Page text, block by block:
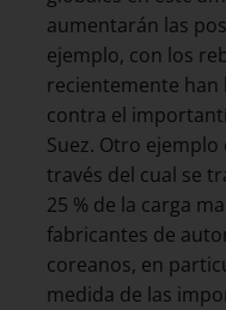
aumentarán las
ejemplo, con los
recientemente han
contra el
Suez. Otro ejemplo
través del cual se
25 % de la carga
fabricantes de
coreanos, en
medida de las